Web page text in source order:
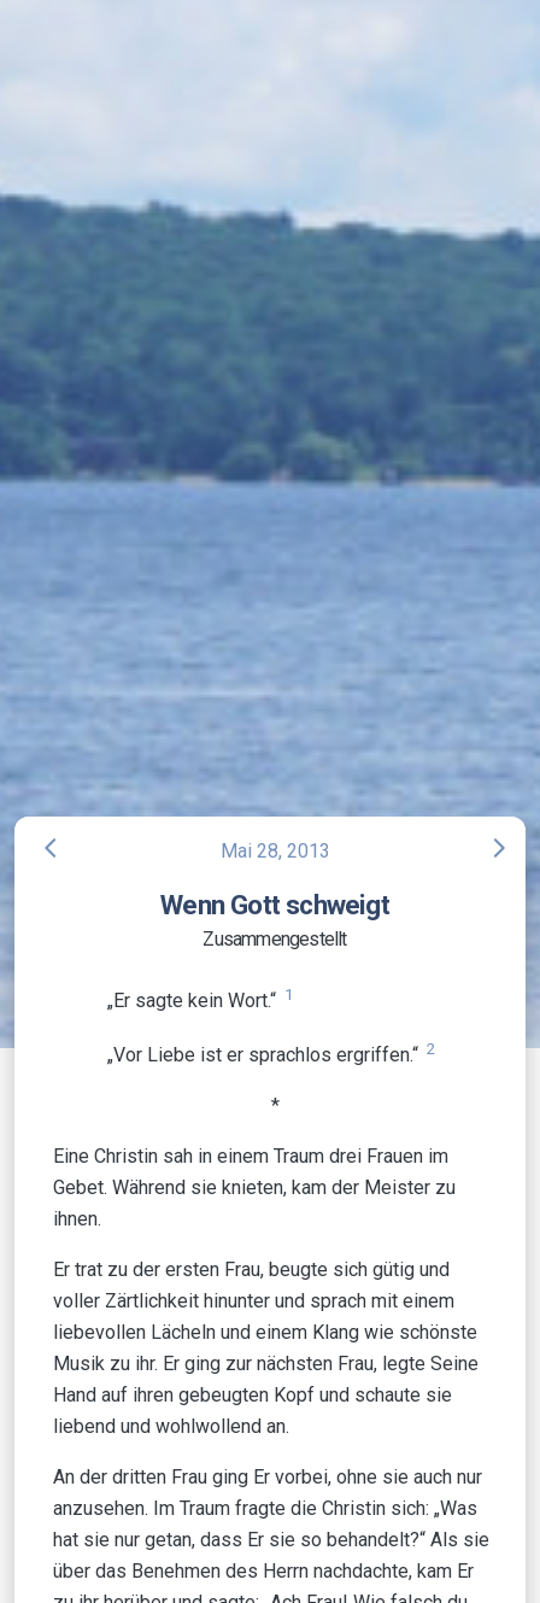
arrow_back_ios Mai 28, 2013 arrow_forward_ios
Wenn Gott schweigt
Zusammengestellt
„Er sagte kein Wort.“ 1
„Vor Liebe ist er sprachlos ergriffen.“ 2
*
Eine Christin sah in einem Traum drei Frauen im
Gebet. Während sie knieten, kam der Meister zu
ihnen.
Er trat zu der ersten Frau, beugte sich gütig und
voller Zärtlichkeit hinunter und sprach mit einem
liebevollen Lächeln und einem Klang wie schönste
Musik zu ihr. Er ging zur nächsten Frau, legte Seine
Hand auf ihren gebeugten Kopf und schaute sie
liebend und wohlwollend an.
An der dritten Frau ging Er vorbei, ohne sie auch nur
anzusehen. Im Traum fragte die Christin sich: „Was
hat sie nur getan, dass Er sie so behandelt?“ Als sie
über das Benehmen des Herrn nachdachte, kam Er